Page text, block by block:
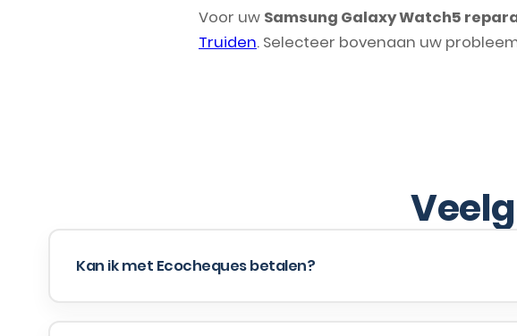
Voor uw Samsung Galaxy Watch5
Truiden. Selecteer bovenaan uw
Kan ik met Ecocheques betalen?